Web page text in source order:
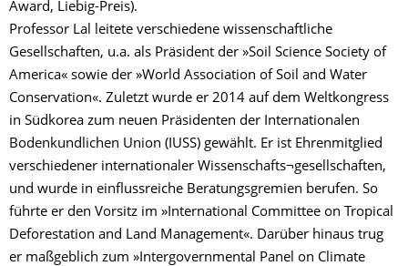
Award, Liebig-Preis).
Professor Lal leitete verschiedene wissenschaftliche
Gesellschaften, u.a. als Präsident der »Soil Science Society of
America« sowie der »World Association of Soil and Water
Conservation«. Zuletzt wurde er 2014 auf dem Weltkongress
in Südkorea zum neuen Präsidenten der Internationalen
Bodenkundlichen Union (IUSS) gewählt. Er ist Ehrenmitglied
verschiedener internationaler Wissenschafts¬gesellschaften,
und wurde in einflussreiche Beratungsgremien berufen. So
führte er den Vorsitz im »International Committee on Tropical
Deforestation and Land Management«. Darüber hinaus trug
er maßgeblich zum »Intergovernmental Panel on Climate